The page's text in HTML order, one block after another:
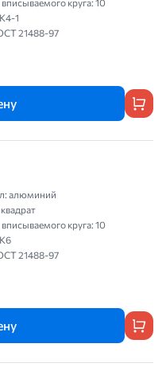
круга: 10
1
21488-97
алюминий
круга: 10
21488-97